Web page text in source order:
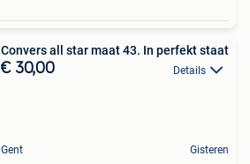
Convers all star maat 43. In perfekt staat
€ 30,00 Details
Gent Gisteren